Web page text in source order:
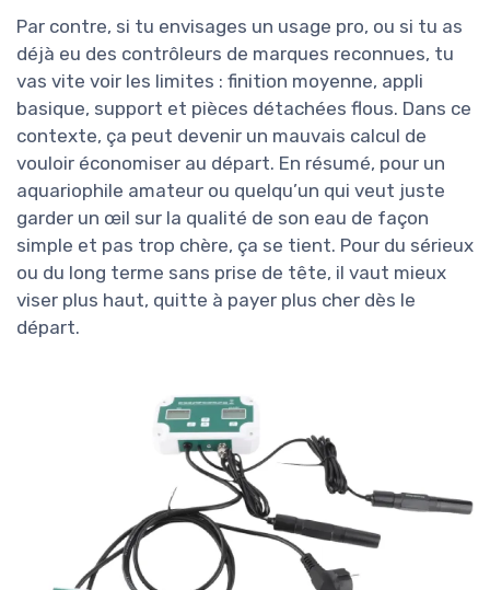
Par contre, si tu envisages un usage pro, ou si tu as
déjà eu des contrôleurs de marques reconnues, tu
vas vite voir les limites : finition moyenne, appli
basique, support et pièces détachées flous. Dans ce
contexte, ça peut devenir un mauvais calcul de
vouloir économiser au départ. En résumé, pour un
aquariophile amateur ou quelqu’un qui veut juste
garder un œil sur la qualité de son eau de façon
simple et pas trop chère, ça se tient. Pour du sérieux
ou du long terme sans prise de tête, il vaut mieux
viser plus haut, quitte à payer plus cher dès le
départ.